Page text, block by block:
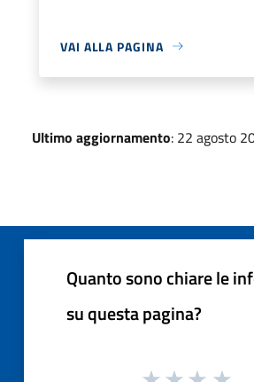
VAI ALLA PAGINA
Ultimo aggiornamento: 22 agosto
Quanto sono chiare le
su questa pagina?